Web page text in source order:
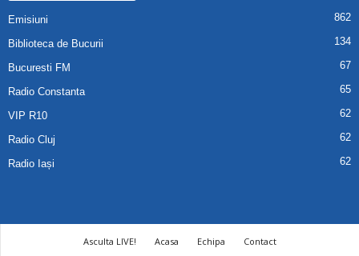
Emisiuni 862
Biblioteca de Bucurii 134
Bucuresti FM 67
Radio Constanta 65
VIP R10 62
Radio Cluj 62
Radio Iași 62
Asculta LIVE! Acasa Echipa Contact